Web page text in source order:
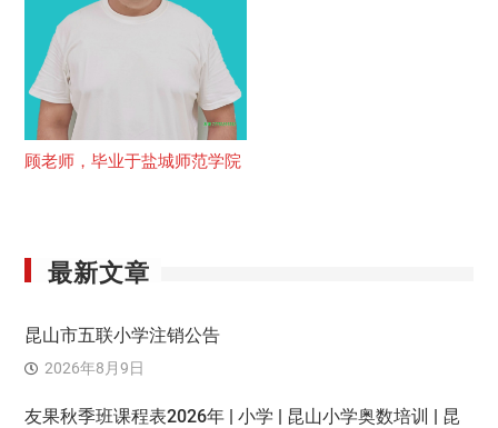
顾老师，毕业于盐城师范学院
最新文章
昆山市五联小学注销公告
2026年8月9日
友果秋季班课程表2026年 | 小学 | 昆山小学奥数培训 | 昆